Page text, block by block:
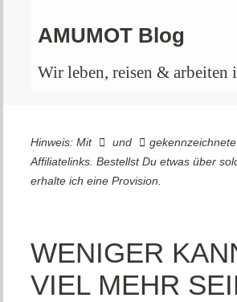
AMUMOT Blog
Wir leben, reisen & arbeiten
Hinweis: Mit und
Affiliatelinks. Bestellst Du etwas über
erhalte ich eine Provision.
WENIGER
VIEL MEHR